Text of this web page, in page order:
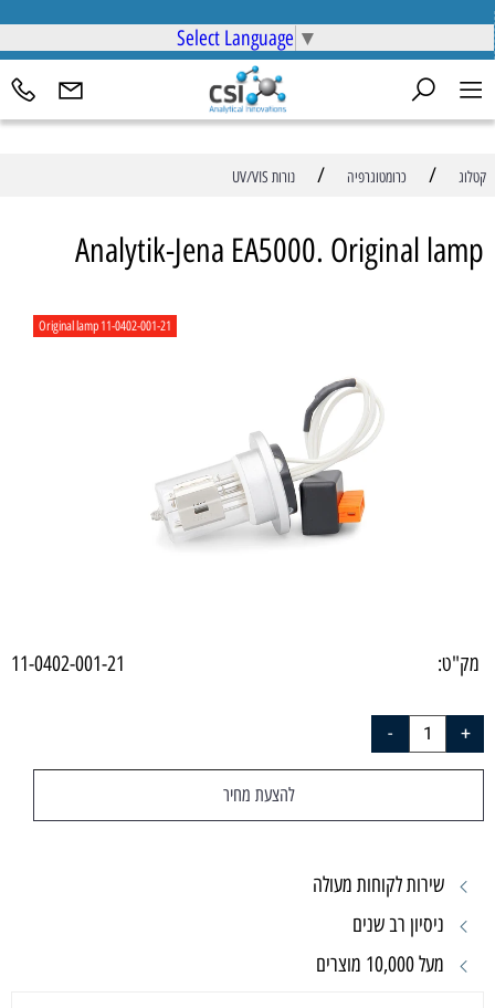
Select Language ▼
קטלוג / כרומטוגרפיה / נורות UV/VIS
Analytik-Jena EA5000. Original lamp
Original lamp 11-0402-001-21
מק"ט: 11-0402-001-21
להצעת מחיר
שירות לקוחות מעולה
ניסיון רב שנים
מעל 10,000 מוצרים